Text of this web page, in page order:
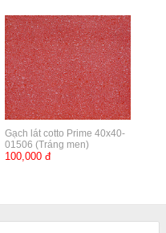
Gạch lát cotto Prime 40x40-
01506 (Tráng men)
100,000 đ